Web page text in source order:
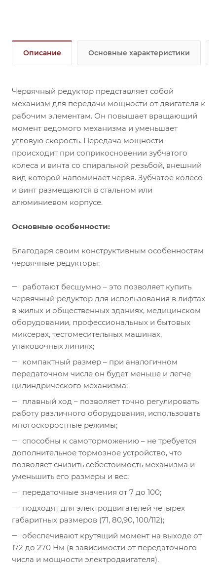
Описание Основные характеристики
Червячный редуктор представляет собой
механизм для передачи мощности от двигателя к
рабочим элементам. Он повышает вращающий
момент ведомого механизма и уменьшает
угловую скорость. Передача мощности
происходит при соприкосновении зубчатого
колеса и винта со спиральной резьбой, внешний
вид которой напоминает червя. Зубчатое колесо
и винт размещаются в стальном или
алюминиевом корпусе.
Основные особенности:
Благодаря своим конструктивным особенностям
червячные редукторы:
работают бесшумно – это позволяет купить
червячный редуктор для использования в лифтах
в жилых и общественных зданиях, медицинском
оборудовании, профессиональных и бытовых
миксерах, тестомесительных машинах,
упаковочных линиях;
компактный размер – при аналогичном
передаточном числе он будет меньше и легче
цилиндрического механизма;
плавный ход – позволяет точно регулировать
работу различного оборудования, использовать
многоскоростные режимы;
способны к самоторможению – не требуется
дополнительное тормозное устройство, что
позволяет снизить себестоимость механизма и
уменьшить его размеры и вес;
передаточные значения от 7 до 100;
подходят для электродвигателей четырех
габаритных размеров (71, 80,90, 100/112);
обеспечивают крутящий момент на выходе от
172 до 270 Нм (в зависимости от передаточного
числа и мощности электродвигателя).